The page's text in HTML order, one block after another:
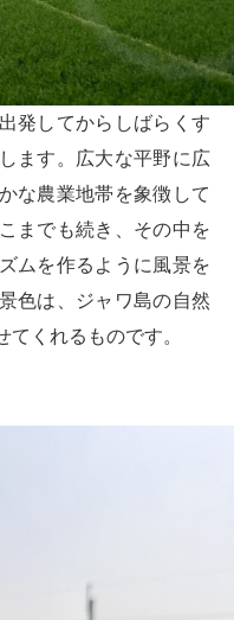
発してからしばらくす
ます。広大な平野に広
な農業地帯を象徴して
までも続き、その中を
ムを作るように風景を
色は、ジャワ島の自然
くれるものです。